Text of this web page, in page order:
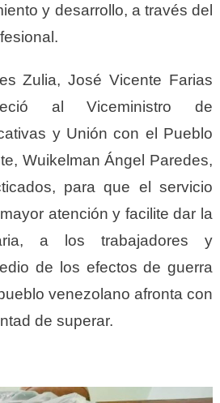
y desarrollo, a través del
Zulia, José Vicente Farias
al Viceministro de
y Unión con el Pueblo
Wuikelman Ángel Paredes,
para que el servicio
atención y facilite dar la
a los trabajadores y
de los efectos de guerra
venezolano afronta con
de superar.